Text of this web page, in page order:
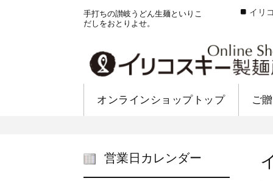
手打ちの讃岐うどん生麺といりこ
だしをおとりよせ。
オンラインショップトップ ご
イリ
営業日カレンダー